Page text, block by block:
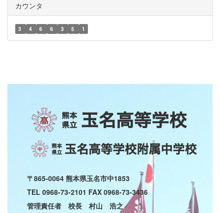
カウンタ
3 4 6 6 3 5 1
〒865-0064 熊本県玉名市中1853
TEL 0968-73-2101 FAX 0968-73-3436
管理責任者 校長 村山 浩之